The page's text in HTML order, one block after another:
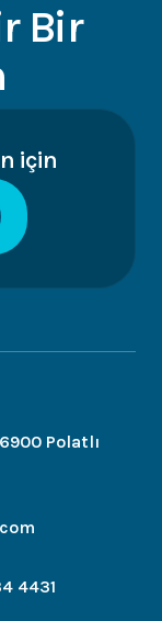
Bir
için
Polatlı
4431